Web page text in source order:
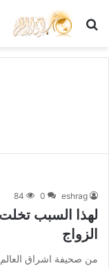
بحث عن
eshrag
0
84
لهذا السبب
الزواج